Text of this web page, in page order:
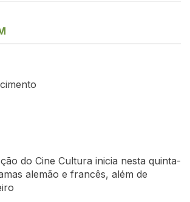
do Cine Cultura inicia nesta quinta-
alemão e francês, além de